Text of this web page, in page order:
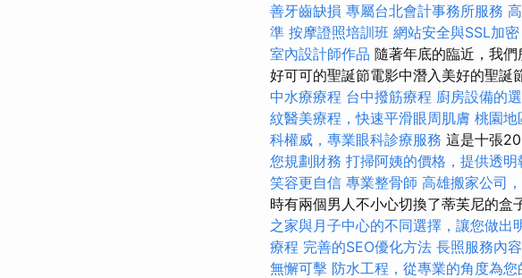
善牙齒缺損 專屬台北會計事務所服務
準 按摩證照培訓班 網站安全與SSL加密
室內設計師作品 隨著年底的臨近，我
好可可的聖誕節電影中潛入美好的聖誕
中水療療程 台中撥筋療程 廚房設備的
紋醫美療程，快速平滑眼周肌膚 桃園地
科權威，專業眼科診療服務 這是十張
您規劃財務 打掃阿姨的價格，提供透明
笑容更自信 專業整骨師 高雄搬家公司
時有兩個男人不小心切換了蒂芙尼的盒
之家與月子中心的不同選擇，讓您做出
療程 完善的SEO優化方法 長照服務內
無懈可擊 防水工程，從專業的角度為